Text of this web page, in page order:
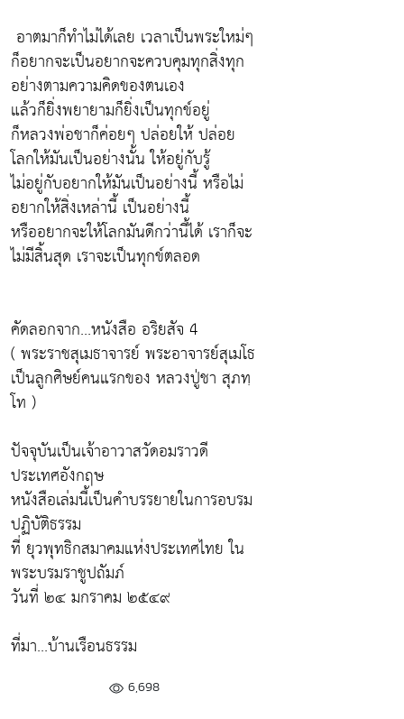
อาตมาก็ทำไม่ได้เลย เวลาเป็นพระใหม่ๆ
ก็อยากจะเป็นอยากจะควบคุมทุกสิ่งทุก
อย่างตามความคิดของตนเอง
แล้วก็ยิ่งพยายามก็ยิ่งเป็นทุกข์อยู่
ก็หลวงพ่อชาก็ค่อยๆ ปล่อยให้ ปล่อย
โลกให้มันเป็นอย่างนั้น ให้อยู่กับรู้
ไม่อยู่กับอยากให้มันเป็นอย่างนี้ หรือไม่
อยากให้สิ่งเหล่านี้ เป็นอย่างนี้
หรืออยากจะให้โลกมันดีกว่านี้ได้ เราก็จะ
ไม่มีสิ้นสุด เราจะเป็นทุกข์ตลอด
คัดลอกจาก...หนังสือ อริยสัจ 4
( พระราชสุเมธาจารย์ พระอาจารย์สุเมโธ
เป็นลูกศิษย์คนแรกของ หลวงปู่ชา สุภทฺ
โท )
ปัจจุบันเป็นเจ้าอาวาสวัดอมราวดี
ประเทศอังกฤษ
หนังสือเล่มนี้เป็นคำบรรยายในการอบรม
ปฏิบัติธรรม
ที่ ยุวพุทธิกสมาคมแห่งประเทศไทย ใน
พระบรมราชูปถัมภ์
วันที่ ๒๔ มกราคม ๒๕๔๙
ที่มา...บ้านเรือนธรรม
6,698